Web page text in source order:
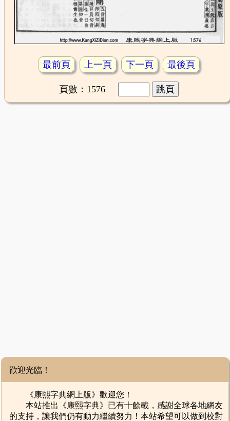
最前頁 上一頁 下一頁 最後頁
頁數：1576
歡迎光臨！
《康熙字典網上版》歡迎您！
本站推出《康熙字典》已有十餘載，感謝全球各地網友
的支持，讓我們仍有動力繼續努力！本站希望可以做到校對